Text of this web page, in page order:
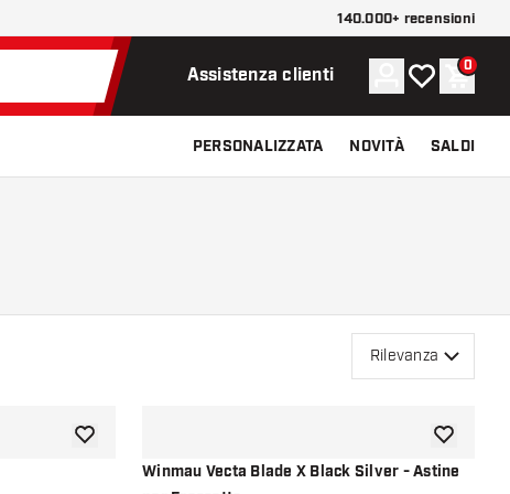
140.000+ recensioni
Assistenza clienti Account
La mia lista
0
PERSONALIZZATA NOVITÀ SALDI
Rilevanza
aggiungi alla lista dei desideri
Winmau Vecta Blade X Black Silver - Astine
aggiungi